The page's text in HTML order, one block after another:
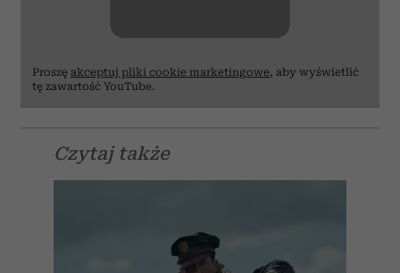
Proszę akceptuj pliki cookie marketingowe, aby wyświetlić
tę zawartość YouTube.
Czytaj także